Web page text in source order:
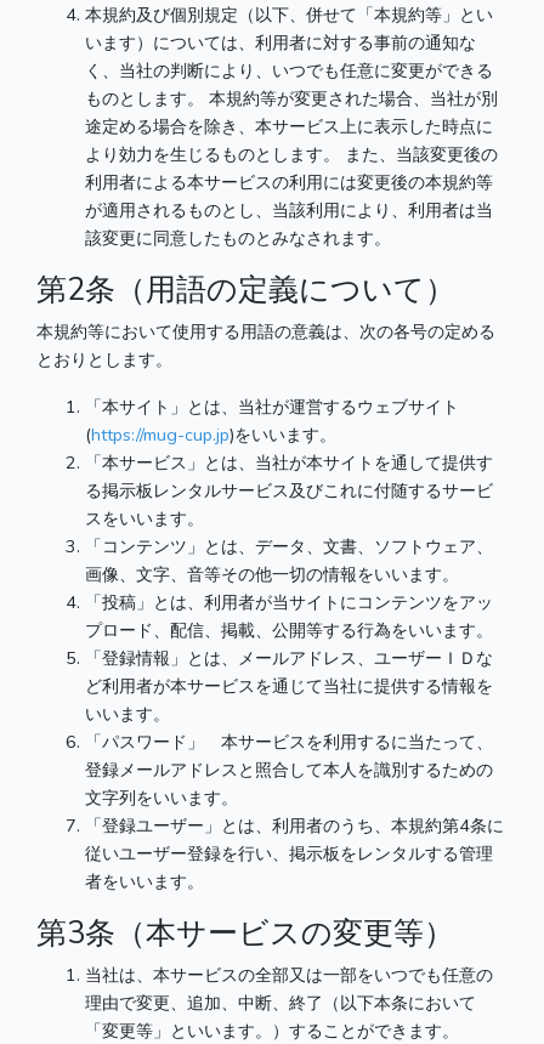
本規約及び個別規定（以下、併せて「本規約等」とい
います）については、利用者に対する事前の通知な
く、当社の判断により、いつでも任意に変更ができる
ものとします。 本規約等が変更された場合、当社が別
途定める場合を除き、本サービス上に表示した時点に
より効力を生じるものとします。 また、当該変更後の
利用者による本サービスの利用には変更後の本規約等
が適用されるものとし、当該利用により、利用者は当
該変更に同意したものとみなされます。
第2条（用語の定義について）
本規約等において使用する用語の意義は、次の各号の定める
とおりとします。
「本サイト」とは、当社が運営するウェブサイト
(https://mug-cup.jp)をいいます。
「本サービス」とは、当社が本サイトを通して提供す
る掲示板レンタルサービス及びこれに付随するサービ
スをいいます。
「コンテンツ」とは、データ、文書、ソフトウェア、
画像、文字、音等その他一切の情報をいいます。
「投稿」とは、利用者が当サイトにコンテンツをアッ
プロード、配信、掲載、公開等する行為をいいます。
「登録情報」とは、メールアドレス、ユーザーＩＤな
ど利用者が本サービスを通じて当社に提供する情報を
いいます。
「パスワード」 本サービスを利用するに当たって、
登録メールアドレスと照合して本人を識別するための
文字列をいいます。
「登録ユーザー」とは、利用者のうち、本規約第4条に
従いユーザー登録を行い、掲示板をレンタルする管理
者をいいます。
第3条（本サービスの変更等）
当社は、本サービスの全部又は一部をいつでも任意の
理由で変更、追加、中断、終了（以下本条において
「変更等」といいます。）することができます。